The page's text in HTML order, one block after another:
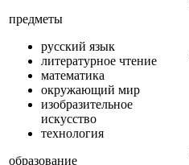
предметы
русский язык
литературное чтение
математика
окружающий мир
изобразительное
искусство
технология
образование